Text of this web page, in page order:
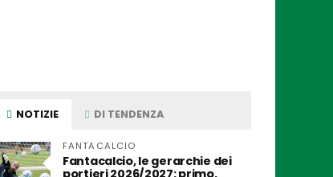
NOTIZIE DI TENDENZA
FANTACALCIO
Fantacalcio, le gerarchie dei
portieri 2026/2027: primo,